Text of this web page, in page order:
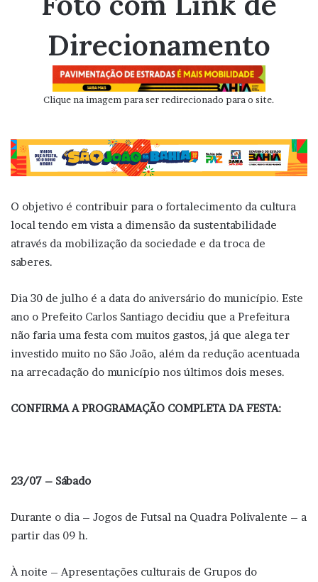
Direcionamento
Clique na imagem para ser redirecionado para o site.
O objetivo é contribuir para o fortalecimento da cultura
local tendo em vista a dimensão da sustentabilidade
através da mobilização da sociedade e da troca de
saberes.
Dia 30 de julho é a data do aniversário do município. Este
ano o Prefeito Carlos Santiago decidiu que a Prefeitura
não faria uma festa com muitos gastos, já que alega ter
investido muito no São João, além da redução acentuada
na arrecadação do município nos últimos dois meses.
CONFIRMA A PROGRAMAÇÃO COMPLETA DA FESTA:
23/07 – Sábado
Durante o dia – Jogos de Futsal na Quadra Polivalente – a
partir das 09 h.
À noite – Apresentações culturais de Grupos do